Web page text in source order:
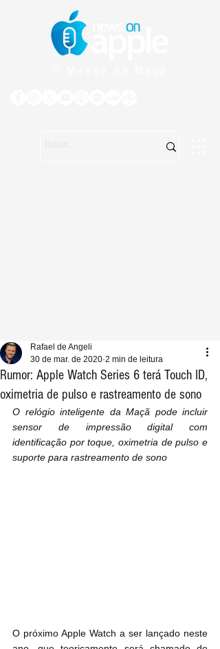
Rumor: Apple Watch Series 6 terá Touch ID,
oximetria de pulso e rastreamento de sono
Rafael de Angeli
30 de mar. de 2020 2 min de leitura
O relógio inteligente da Maçã pode incluir
sensor de impressão digital com
identificação por toque, oximetria de pulso e
suporte para rastreamento de sono
O próximo Apple Watch a ser lançado neste